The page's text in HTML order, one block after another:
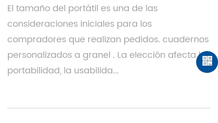
El tamaño del portátil es una de las
consideraciones iniciales para los
compradores que realizan pedidos. cuadernos
personalizados a granel . La elección afecta la
portabilidad, la usabilida...